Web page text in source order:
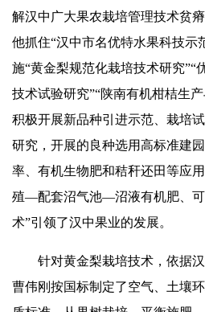
解汉中广大果农栽培管理技术贫
他抓住“汉中市名优特水果科技示
施“黄金梨规范化栽培技术研究”“
技术试验研究”“陕南有机柑桔生
积极开展新品种引进示范、栽培
研究，开展的良种选用高标准建
率、有机生物肥和秸秆还田等应
殖—配套沼气池—沼液有机肥、
术”引领了汉中果业的发展。
针对黄金梨栽培技术，依据
曹伟刚按国标制定了空气、土壤